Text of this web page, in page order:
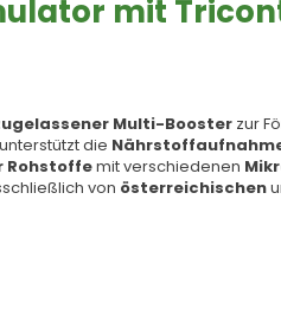
mit
Multi-Booster zur
die
Rohstoffemit verschiedenen
von österreichischen